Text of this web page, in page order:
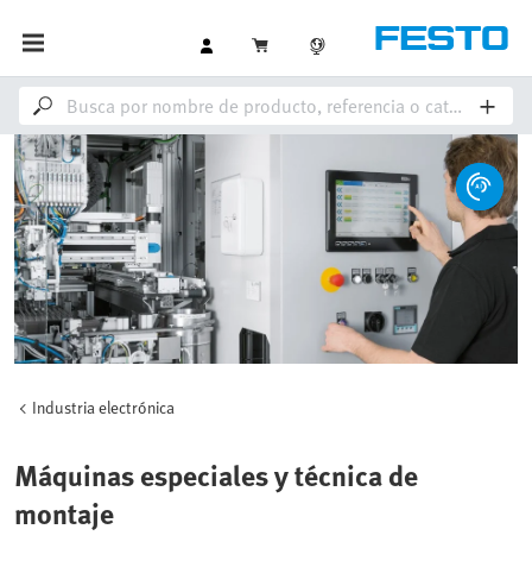
Industria electrónica
Máquinas especiales y técnica de
montaje